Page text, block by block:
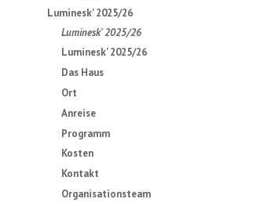
Luminesk' 2025/26
Luminesk' 2025/26
Luminesk' 2025/26
Das Haus
Ort
Anreise
Programm
Kosten
Kontakt
Organisationsteam